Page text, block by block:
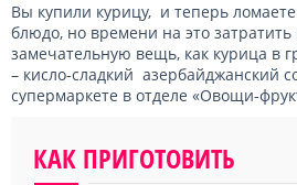
Вы купили курицу, и теперь
блюдо, но времени на это
замечательную вещь, как курица в
– кисло-сладкий азербайджанский
супермаркете в отделе «Овощи-
КАК ПРИГОТОВИТЬ